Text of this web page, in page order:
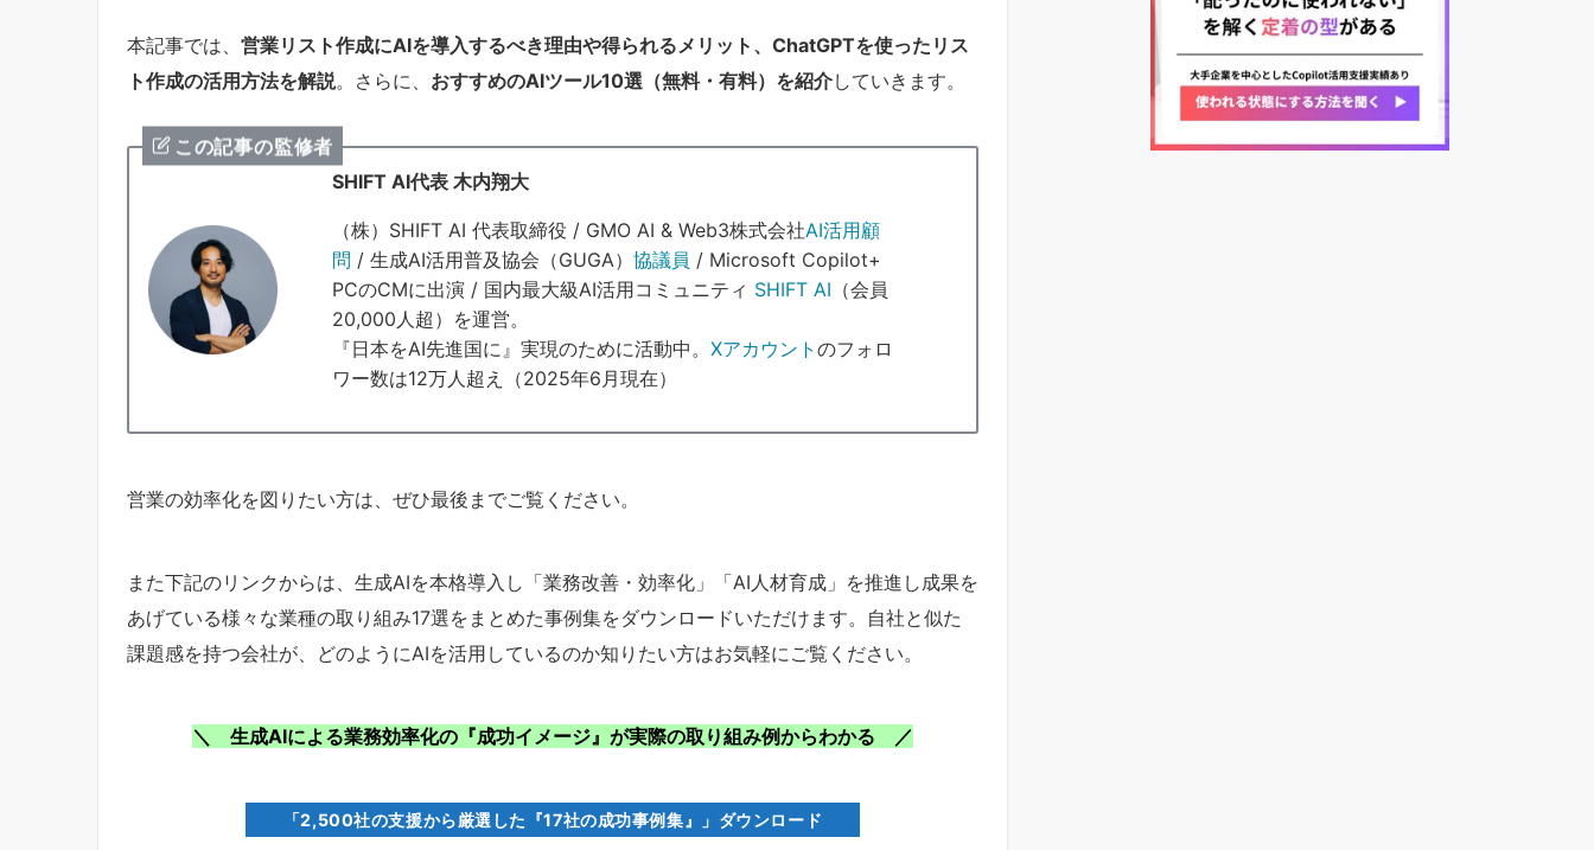
本記事では、 営業リスト作成にAIを導入するべき理由や得られるメリット、ChatGPTを使ったリス
ト作成の活用方法を解説。さらに、 おすすめのAIツール10選（無料・有料）を紹介していきます。
この記事の監修者
SHIFT AI代表 木内翔大
（株）SHIFT AI 代表取締役 / GMO AI & Web3株式会社AI活用顧
問 / 生成AI活用普及協会（GUGA） 協議員 / Microsoft Copilot+
PCのCMに出演 / 国内最大級AI活用コミュニティ SHIFT AI （会員
20,000人超）を運営。
『日本をAI先進国に』実現のために活動中。 Xアカウント のフォロ
ワー数は12万人超え（2025年6月現在）
営業の効率化を図りたい方は、ぜひ最後までご覧ください。
また下記のリンクからは、生成AIを本格導入し「業務改善・効率化」「AI人材育成」を推進し成果を
あげている様々な業種の取り組み17選をまとめた事例集をダウンロードいただけます。自社と似た
課題感を持つ会社が、どのようにAIを活用しているのか知りたい方はお気軽にご覧ください。
＼ 生成AIによる業務効率化の『成功イメージ』が実際の取り組み例からわかる ／
「2,500社の支援から厳選した『17社の成功事例集』」ダウンロード